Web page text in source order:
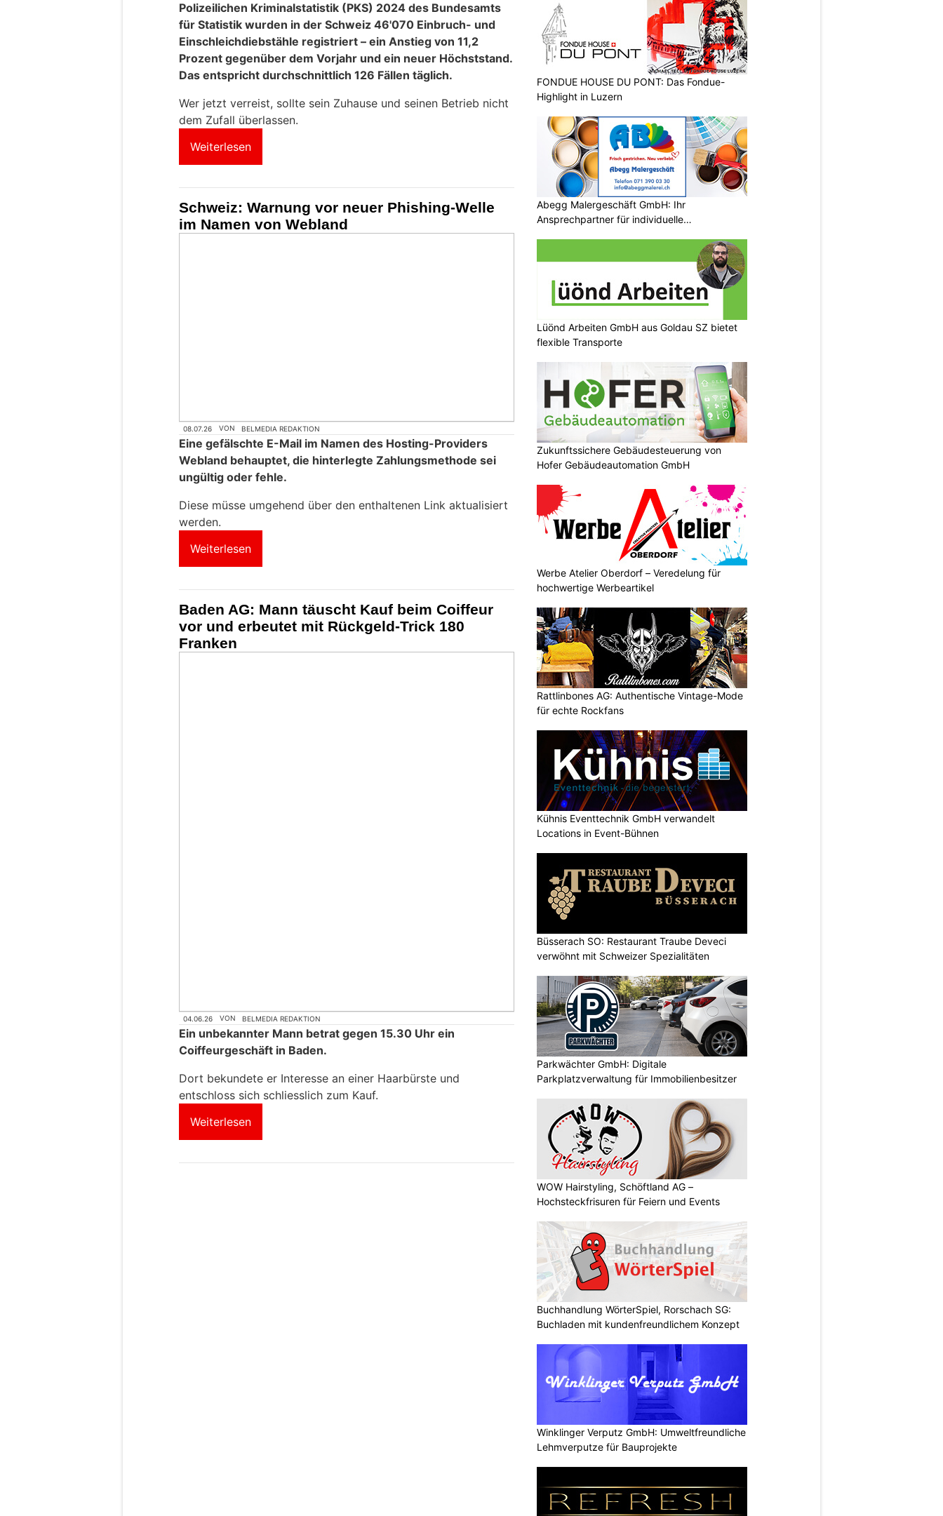
Polizeilichen Kriminalstatistik (PKS) 2024 des Bundesamts
für Statistik wurden in der Schweiz 46'070 Einbruch- und
Einschleichdiebstähle registriert – ein Anstieg von 11,2
Prozent gegenüber dem Vorjahr und ein neuer Höchststand.
Das entspricht durchschnittlich 126 Fällen täglich.
Wer jetzt verreist, sollte sein Zuhause und seinen Betrieb nicht
dem Zufall überlassen.
Weiterlesen
Schweiz: Warnung vor neuer Phishing-Welle
im Namen von Webland
08.07.26 VON BELMEDIA REDAKTION
Eine gefälschte E-Mail im Namen des Hosting-Providers
Webland behauptet, die hinterlegte Zahlungsmethode sei
ungültig oder fehle.
Diese müsse umgehend über den enthaltenen Link aktualisiert
werden.
Weiterlesen
Baden AG: Mann täuscht Kauf beim Coiffeur
vor und erbeutet mit Rückgeld-Trick 180
Franken
04.06.26 VON BELMEDIA REDAKTION
Ein unbekannter Mann betrat gegen 15.30 Uhr ein
Coiffeurgeschäft in Baden.
Dort bekundete er Interesse an einer Haarbürste und
entschloss sich schliesslich zum Kauf.
Weiterlesen
FONDUE HOUSE DU PONT: Das Fondue-
Highlight in Luzern
Abegg Malergeschäft GmbH: Ihr
Ansprechpartner für individuelle
Lüönd Arbeiten GmbH aus Goldau SZ bietet
flexible Transporte
Zukunftssichere Gebäudesteuerung von
Hofer Gebäudeautomation GmbH
Werbe Atelier Oberdorf – Veredelung für
hochwertige Werbeartikel
Rattlinbones AG: Authentische Vintage-Mode
für echte Rockfans
Kühnis Eventtechnik GmbH verwandelt
Locations in Event-Bühnen
Büsserach SO: Restaurant Traube Deveci
verwöhnt mit Schweizer Spezialitäten
Parkwächter GmbH: Digitale
Parkplatzverwaltung für Immobilienbesitzer
WOW Hairstyling, Schöftland AG –
Hochsteckfrisuren für Feiern und Events
Buchhandlung WörterSpiel, Rorschach SG:
Buchladen mit kundenfreundlichem Konzept
Winklinger Verputz GmbH: Umweltfreundliche
Lehmverputze für Bauprojekte